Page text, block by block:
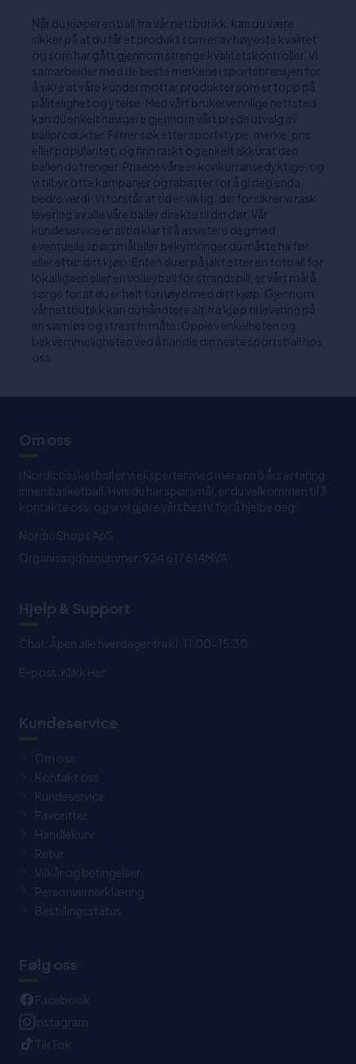
Når du kjøper en ball fra vår nettbutikk, kan du være
sikker på at du får et produkt som er av høyeste kvalitet
og som har gått gjennom strenge kvalitetskontroller. Vi
samarbeider med de beste merkene i sportsbransjen for
å sikre at våre kunder mottar produkter som er topp på
pålitelighet og ytelse. Med vårt brukervennlige nettsted
kan du enkelt navigere gjennom vårt brede utvalg av
ballprodukter. Filtrer søk etter sportstype, merke, pris
eller popularitet, og finn raskt og enkelt akkurat den
ballen du trenger. Prisene våre er konkurransedyktige, og
vi tilbyr ofte kampanjer og rabatter for å gi deg enda
bedre verdi. Vi forstår at tid er viktig, derfor sikrer vi rask
levering av alle våre baller direkte til din dør. Vår
kundeservice er alltid klar til å assistere deg med
eventuelle spørsmål eller bekymringer du måtte ha før
eller etter ditt kjøp. Enten du er på jakt etter en fotball for
lokalligaen eller en volleyball for strandspill, er vårt mål å
sørge for at du er helt fornøyd med ditt kjøp. Gjennom
vår nettbutikk kan du håndtere alt fra kjøp til levering på
en sømløs og stressfri måte. Opplev enkelheten og
bekvemmeligheten ved å handle din neste sportsball hos
oss.
Om oss
I Nordicbasketball er vi eksperter med mer enn 8 års erfaring
innen basketball. Hvis du har spørsmål, er du velkommen til å
kontakte oss, og vi vil gjøre vårt beste for å hjelpe deg
Nordic Shops ApS
Organisasjonsnummer: 934 617 614MVA
Hjelp & Support
Chat: Åpen alle hverdager fra kl. 11:00-15:30.
E-post: Klikk Her
Kundeservice
Om oss
Kontakt oss
Kundeservice
Favoritter
Handlekurv
Retur
Vilkår og betingelser
Personvernerklæring
Bestillingsstatus
Følg oss
Facebook
Instagram
TikTok